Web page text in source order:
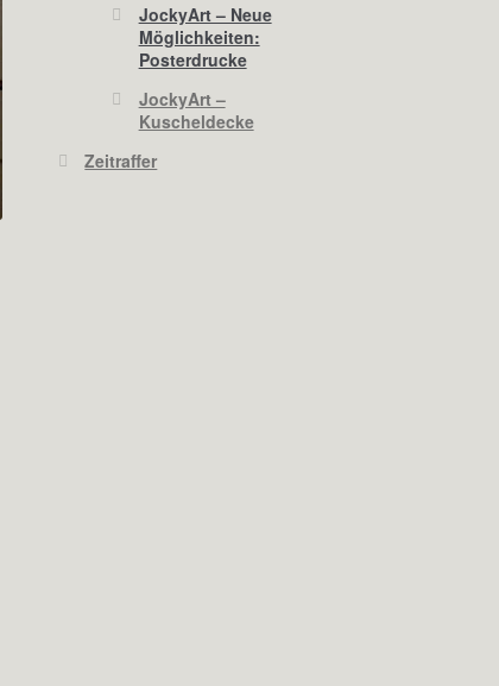
JockyArt – Neue
Möglichkeiten:
Posterdrucke
JockyArt –
Kuscheldecke
Zeitraffer